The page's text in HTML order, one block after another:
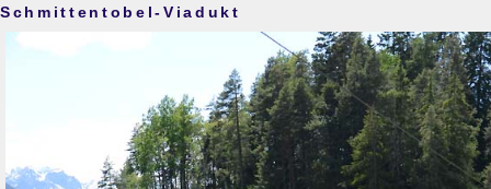
Schmittentobel-Viadukt